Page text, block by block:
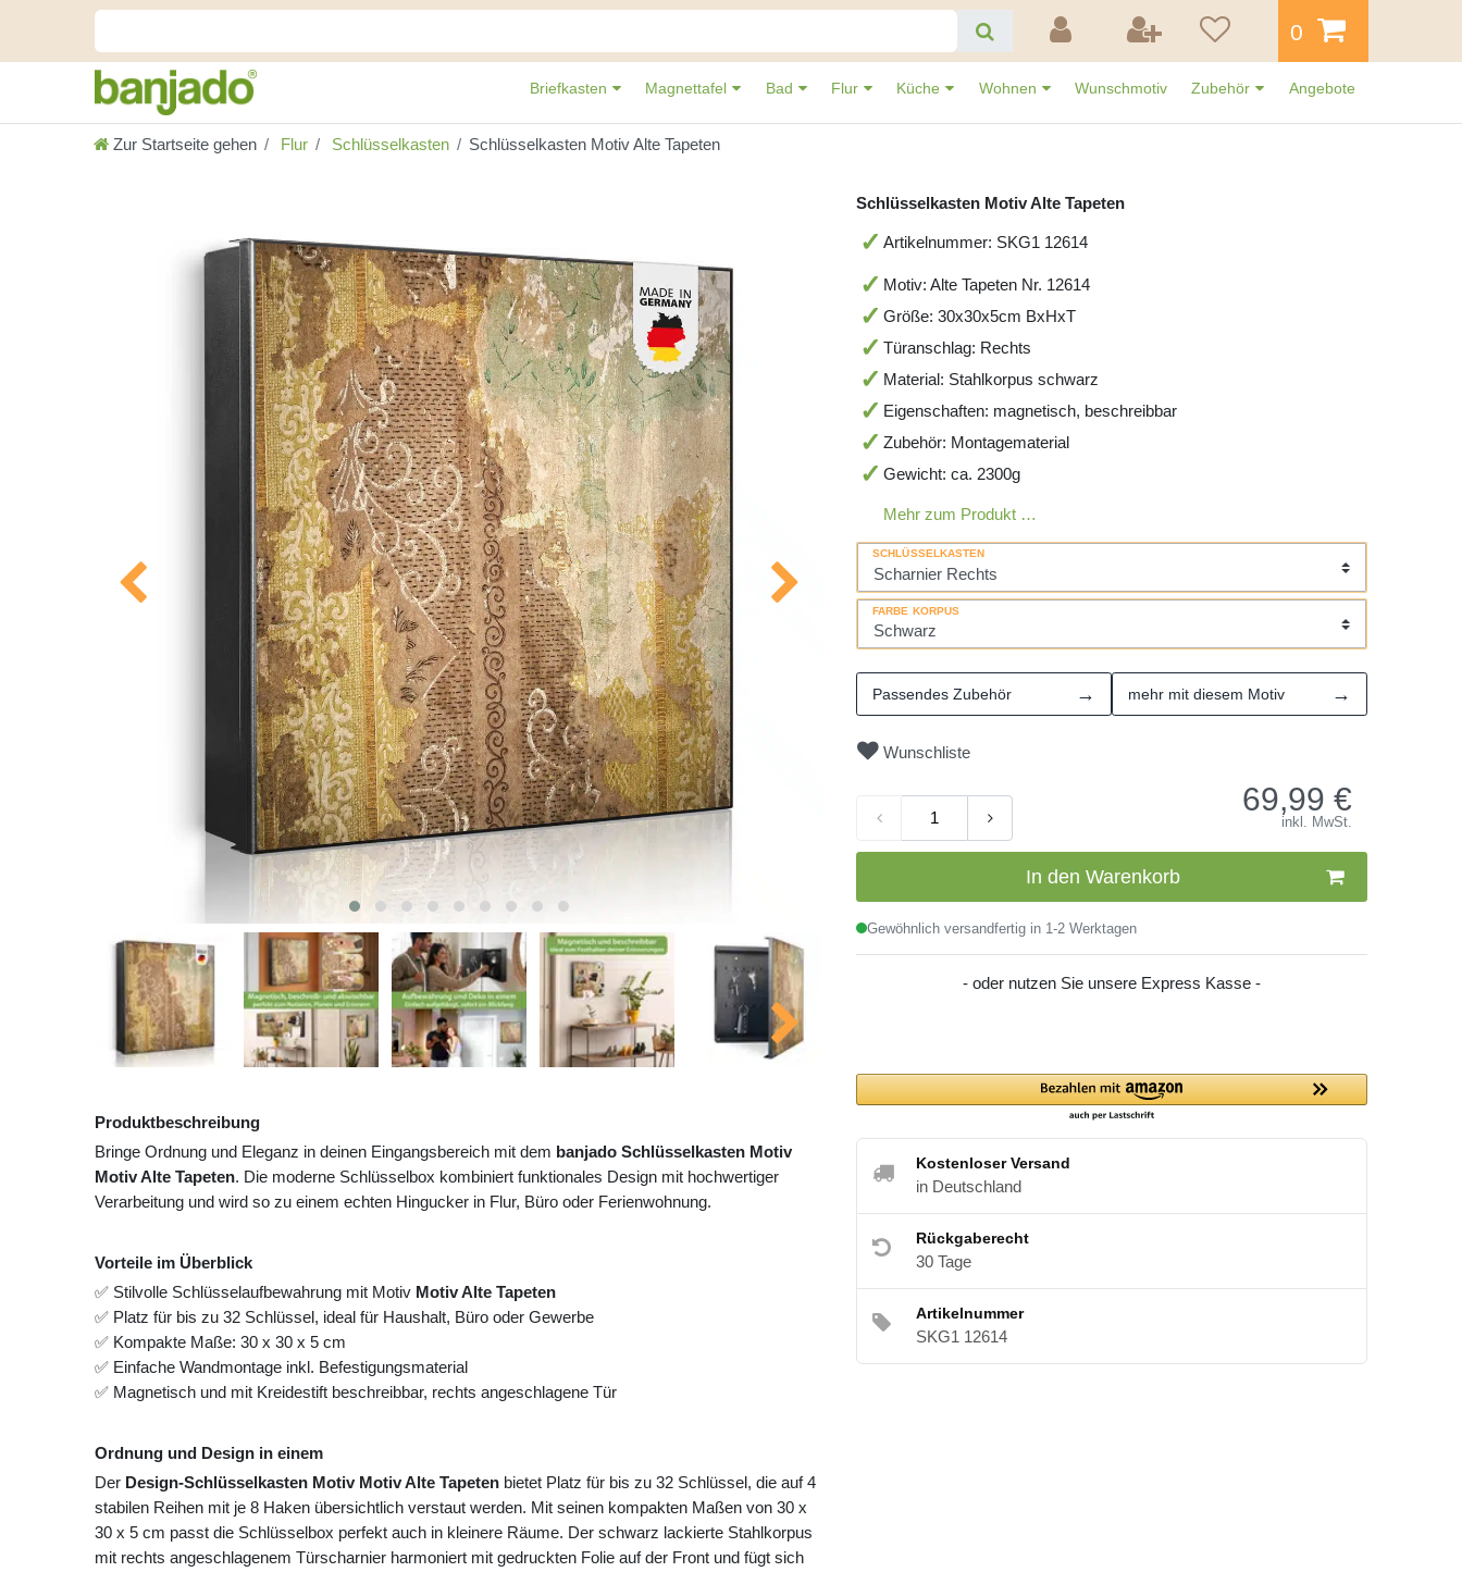
0
Briefkasten Magnettafel Bad Flur Küche Wohnen Wunschmotiv Zubehör Angebote
Zur Startseite gehen Flur Schlüsselkasten Schlüsselkasten Motiv Alte Tapeten
Produktbeschreibung
Bringe Ordnung und Eleganz in deinen Eingangsbereich mit dem banjado Schlüsselkasten Motiv
Motiv Alte Tapeten. Die moderne Schlüsselbox kombiniert funktionales Design mit hochwertiger
Verarbeitung und wird so zu einem echten Hingucker in Flur, Büro oder Ferienwohnung.
Vorteile im Überblick
✅ Stilvolle Schlüsselaufbewahrung mit Motiv Motiv Alte Tapeten
✅ Platz für bis zu 32 Schlüssel, ideal für Haushalt, Büro oder Gewerbe
✅ Kompakte Maße: 30 x 30 x 5 cm
✅ Einfache Wandmontage inkl. Befestigungsmaterial
✅ Magnetisch und mit Kreidestift beschreibbar, rechts angeschlagene Tür
Ordnung und Design in einem
Der Design-Schlüsselkasten Motiv Motiv Alte Tapeten bietet Platz für bis zu 32 Schlüssel, die auf 4
stabilen Reihen mit je 8 Haken übersichtlich verstaut werden. Mit seinen kompakten Maßen von 30 x
30 x 5 cm passt die Schlüsselbox perfekt auch in kleinere Räume. Der schwarz lackierte Stahlkorpus
mit rechts angeschlagenem Türscharnier harmoniert mit gedruckten Folie auf der Front und fügt sich
Schlüsselkasten Motiv Alte Tapeten
Artikelnummer: SKG1 12614
Motiv: Alte Tapeten Nr. 12614
Größe: 30x30x5cm BxHxT
Türanschlag: Rechts
Material: Stahlkorpus schwarz
Eigenschaften: magnetisch, beschreibbar
Zubehör: Montagematerial
Gewicht: ca. 2300g
Mehr zum Produkt …
SCHLÜSSELKASTEN
FARBE KORPUS
Passendes Zubehör → mehr mit diesem Motiv →
Wunschliste
69,99 €
inkl. MwSt.
In den Warenkorb
Gewöhnlich versandfertig in 1-2 Werktagen
- oder nutzen Sie unsere Express Kasse -
Kostenloser Versand
in Deutschland
Rückgaberecht
30 Tage
Artikelnummer
SKG1 12614